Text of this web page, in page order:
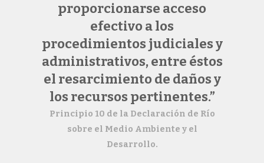
proporcionarse acceso
efectivo a los
procedimientos judiciales y
administrativos, entre éstos
el resarcimiento de daños y
los recursos pertinentes.”
Principio 10 de la Declaración de Río
sobre el Medio Ambiente y el
Desarrollo.